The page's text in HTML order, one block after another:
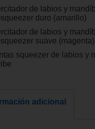
de labios y
duro (amarillo)
de labios y
suave (magenta)
squeezer de labios y
adicional